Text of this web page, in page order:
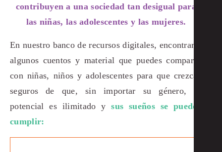
contribuyen a una sociedad tan desigual para
las niñas, las adolescentes y las mujeres.
En nuestro banco de recursos digitales, encontrarás
algunos cuentos y material que puedes compartir
con niñas, niños y adolescentes para que crezcan
seguros de que, sin importar su género, su
potencial es ilimitado ysus sueños se pueden
cumplir: